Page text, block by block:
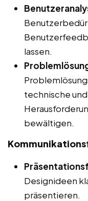
lassen.
technische
bewältigen.
Designideen
präsentieren.